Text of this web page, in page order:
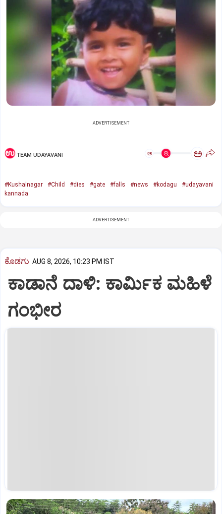
ADVERTISEMENT
TEAM UDAYAVANI ಅ ಅ
#Kushalnagar #Child #dies #gate #falls #news #kodagu
#udayavani
kannada
ADVERTISEMENT
ಕೊಡಗು AUG 8, 2026, 10:23 PM IST
ಕಾಡಾನೆ ದಾಳಿ: ಕಾರ್ಮಿಕ ಮಹಿಳೆ
ಗಂಭೀರ